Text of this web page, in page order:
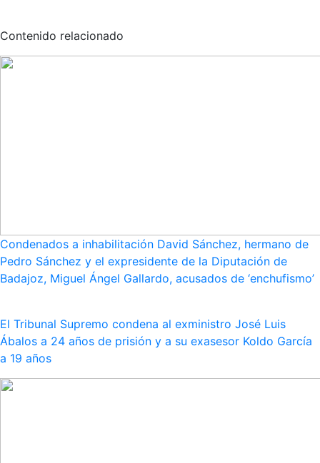
Contenido relacionado
Condenados a inhabilitación David Sánchez, hermano de
Pedro Sánchez y el expresidente de la Diputación de
Badajoz, Miguel Ángel Gallardo, acusados de ‘enchufismo’
El Tribunal Supremo condena al exministro José Luis
Ábalos a 24 años de prisión y a su exasesor Koldo García
a 19 años